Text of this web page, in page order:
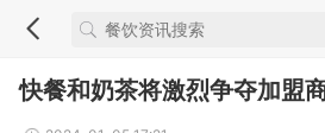
快餐和奶茶将激烈争夺加盟